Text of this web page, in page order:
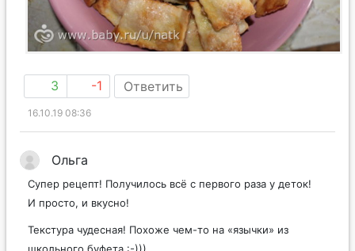
3 -1 Ответить
16.10.19 08:36
Ольга
Супер рецепт! Получилось всё с первого раза у деток!
И просто, и вкусно!
Текстура чудесная! Похоже чем-то на «язычки» из
школьного буфета :-)))